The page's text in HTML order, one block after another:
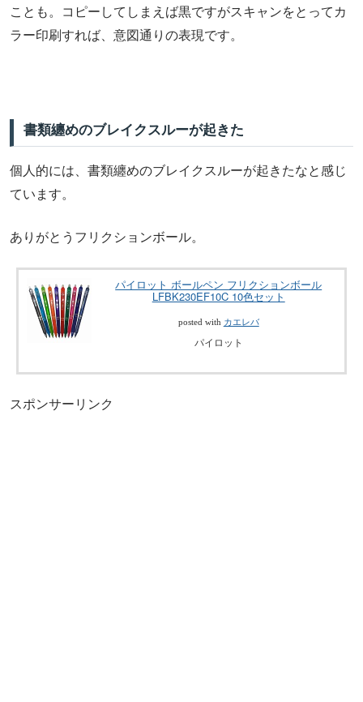
ことも。コピーしてしまえば黒ですがスキャンをとってカ
ラー印刷すれば、意図通りの表現です。
書類纏めのブレイクスルーが起きた
個人的には、書類纏めのブレイクスルーが起きたなと感じ
ています。
ありがとうフリクションボール。
パイロット ボールペン フリクションボール
LFBK230EF10C 10色セット
posted with カエレバ
パイロット
スポンサーリンク